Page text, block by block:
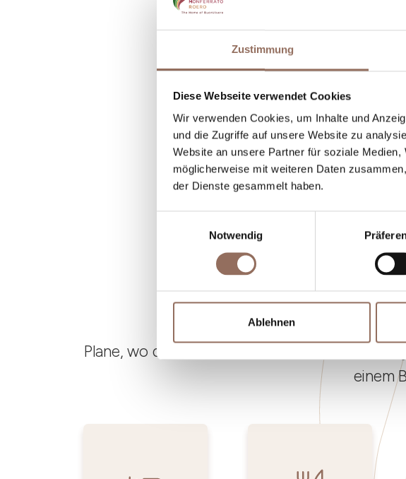
Zustimmung
Diese Webseite verwendet Cookies
Wir verwenden Cookies, um Inhalte und
und die Zugriffe auf unsere Website zu
Website an unsere Partner für soziale
möglicherweise mit weiteren Daten
der Dienste gesammelt haben.
Notwendig
Ablehnen
Rooms
Anzahl
Beds number:
Plane, wo du übernachtest und isst, was du
einem